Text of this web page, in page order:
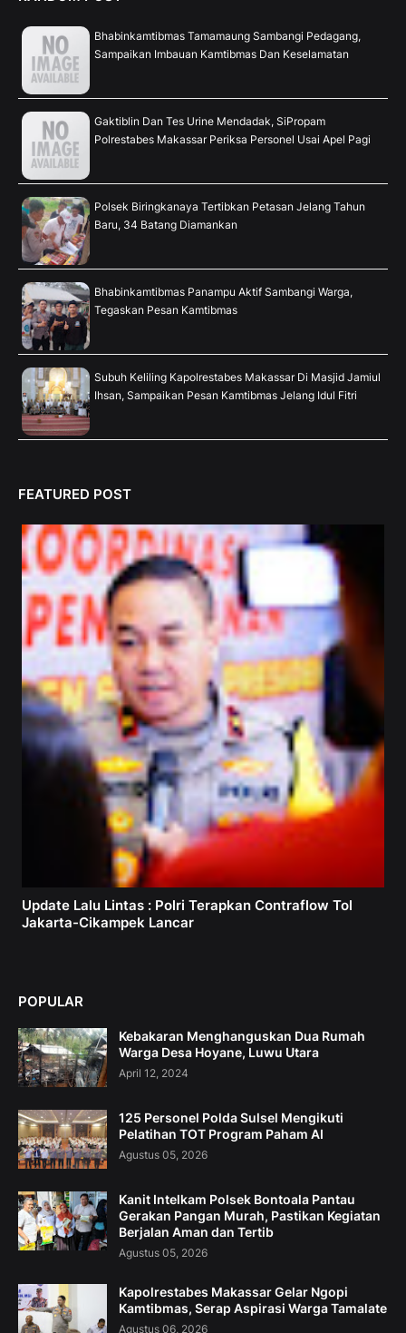
Bhabinkamtibmas Tamamaung Sambangi Pedagang,
Sampaikan Imbauan Kamtibmas Dan Keselamatan
Gaktiblin Dan Tes Urine Mendadak, SiPropam
Polrestabes Makassar Periksa Personel Usai Apel Pagi
Polsek Biringkanaya Tertibkan Petasan Jelang Tahun
Baru, 34 Batang Diamankan
Bhabinkamtibmas Panampu Aktif Sambangi Warga,
Tegaskan Pesan Kamtibmas
Subuh Keliling Kapolrestabes Makassar Di Masjid Jamiul
Ihsan, Sampaikan Pesan Kamtibmas Jelang Idul Fitri
FEATURED POST
Update Lalu Lintas : Polri Terapkan Contraflow Tol
Jakarta-Cikampek Lancar
POPULAR
Kebakaran Menghanguskan Dua Rumah
Warga Desa Hoyane, Luwu Utara
April 12, 2024
125 Personel Polda Sulsel Mengikuti
Pelatihan TOT Program Paham AI
Agustus 05, 2026
Kanit Intelkam Polsek Bontoala Pantau
Gerakan Pangan Murah, Pastikan Kegiatan
Berjalan Aman dan Tertib
Agustus 05, 2026
Kapolrestabes Makassar Gelar Ngopi
Kamtibmas, Serap Aspirasi Warga Tamalate
Agustus 06, 2026